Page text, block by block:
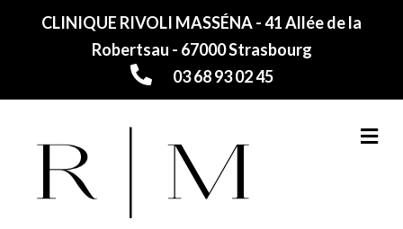
CLINIQUE RIVOLI MASSÉNA - 41 Allée de la
Robertsau - 67000 Strasbourg
03 68 93 02 45